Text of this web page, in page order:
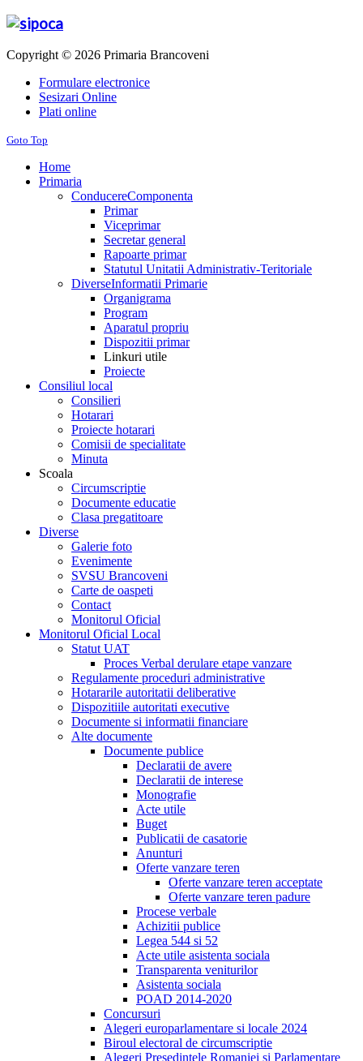
Copyright © 2026 Primaria Brancoveni
Formulare electronice
Sesizari Online
Plati online
Goto Top
Home
Primaria
ConducereComponenta
Primar
Viceprimar
Secretar general
Rapoarte primar
Statutul Unitatii Administrativ-Teritoriale
DiverseInformatii Primarie
Organigrama
Program
Aparatul propriu
Dispozitii primar
Linkuri utile
Proiecte
Consiliul local
Consilieri
Hotarari
Proiecte hotarari
Comisii de specialitate
Minuta
Scoala
Circumscriptie
Documente educatie
Clasa pregatitoare
Diverse
Galerie foto
Evenimente
SVSU Brancoveni
Carte de oaspeti
Contact
Monitorul Oficial
Monitorul Oficial Local
Statut UAT
Proces Verbal derulare etape vanzare
Regulamente proceduri administrative
Hotararile autoritatii deliberative
Dispozitiile autoritati executive
Documente si informatii financiare
Alte documente
Documente publice
Declaratii de avere
Declaratii de interese
Monografie
Acte utile
Buget
Publicatii de casatorie
Anunturi
Oferte vanzare teren
Oferte vanzare teren acceptate
Oferte vanzare teren padure
Procese verbale
Achizitii publice
Legea 544 si 52
Acte utile asistenta sociala
Transparenta veniturilor
Asistenta sociala
POAD 2014-2020
Concursuri
Alegeri europarlamentare si locale 2024
Biroul electoral de circumscriptie
Alegeri Presedintele Romaniei si Parlamentare